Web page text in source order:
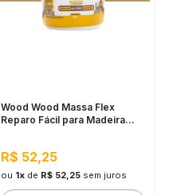
Wood Wood Massa Flex
Reparo Fácil para Madeira
R$ 52,25
ou 1xde R$ 52,25 sem juros